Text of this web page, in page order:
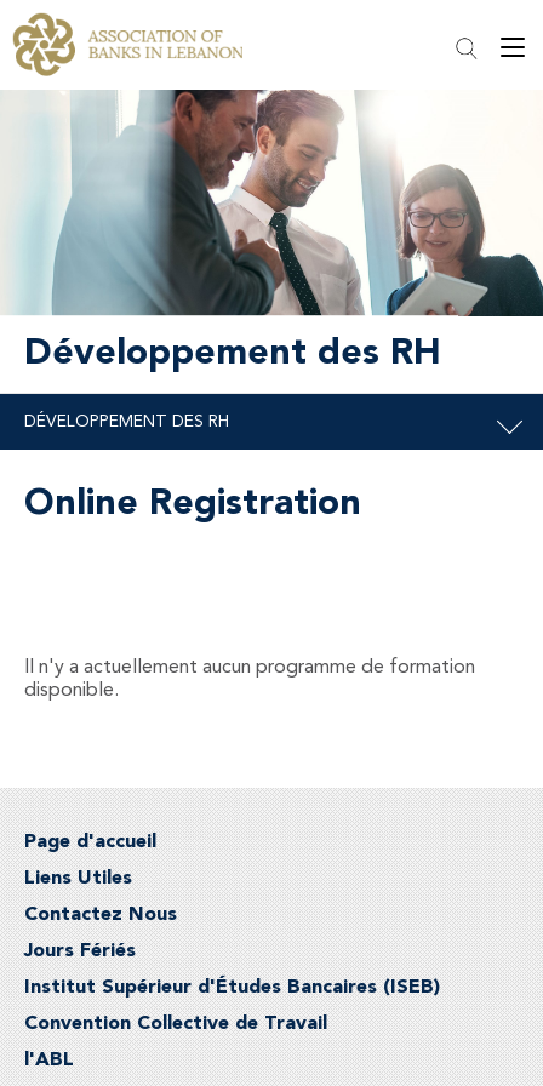
Développement des RH
Online Registration
Il n'y a actuellement aucun programme de formation
disponible.
Page d'accueil
Liens Utiles
Contactez Nous
Jours Fériés
Institut Supérieur d'Études Bancaires (ISEB)
Convention Collective de Travail
l'ABL